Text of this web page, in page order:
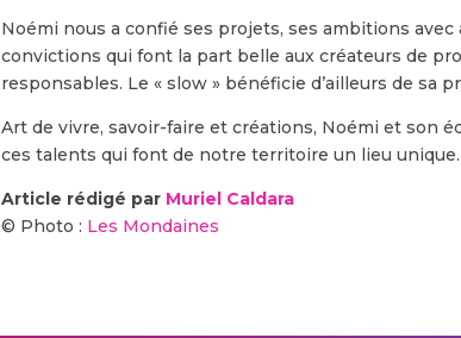
Noémi nous a confié ses projets, ses ambitions
convictions qui font la part belle aux créateurs de
responsables. Le « slow » bénéficie d’ailleurs de
Art de vivre, savoir-faire et créations, Noémi et son
ces talents qui font de notre territoire un lieu unique.
Article rédigé par Muriel Caldara
© Photo : Les Mondaines